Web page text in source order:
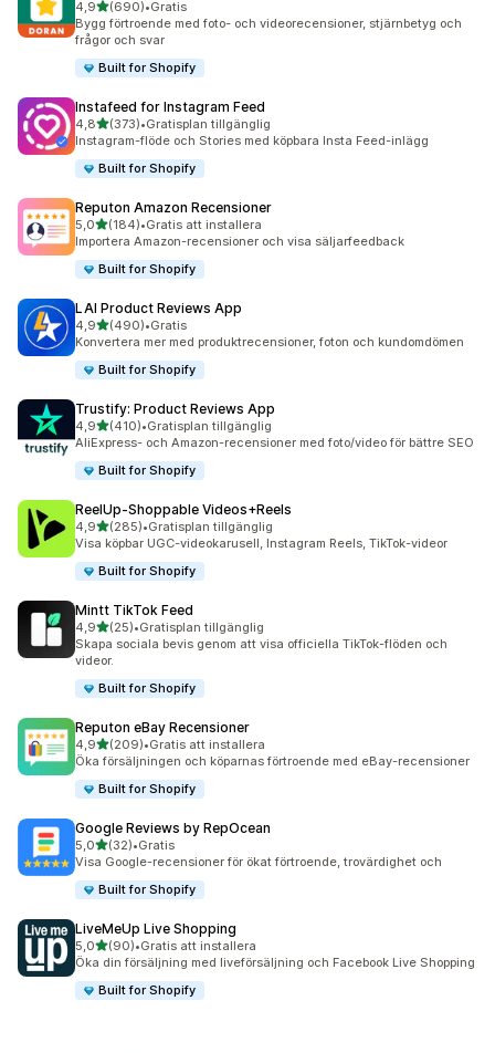
4,9av 5 stjärnor
(690)
690 recensioner totalt
•Gratis
Bygg förtroende med foto- och videorecensioner, stjärnbetyg och
frågor och svar
Built for Shopify
Instafeed for Instagram Feed
4,8av 5 stjärnor
(373)
373 recensioner totalt
•Gratisplan tillgänglig
Instagram-flöde och Stories med köpbara Insta Feed-inlägg
Built for Shopify
Reputon Amazon Recensioner
5,0av 5 stjärnor
(184)
184 recensioner totalt
•Gratis att installera
Importera Amazon-recensioner och visa säljarfeedback
Built for Shopify
LAI Product Reviews App
4,9av 5 stjärnor
(490)
490 recensioner totalt
•Gratis
Konvertera mer med produktrecensioner, foton och kundomdömen
Built for Shopify
Trustify: Product Reviews App
4,9av 5 stjärnor
(410)
410 recensioner totalt
•Gratisplan tillgänglig
AliExpress- och Amazon-recensioner med foto/video för bättre SEO
Built for Shopify
ReelUp‑Shoppable Videos+Reels
4,9av 5 stjärnor
(285)
285 recensioner totalt
•Gratisplan tillgänglig
Visa köpbar UGC-videokarusell, Instagram Reels, TikTok-videor
Built for Shopify
Mintt TikTok Feed
4,9av 5 stjärnor
(25)
25 recensioner totalt
•Gratisplan tillgänglig
Skapa sociala bevis genom att visa officiella TikTok-flöden och
videor.
Built for Shopify
Reputon eBay Recensioner
4,9av 5 stjärnor
(209)
209 recensioner totalt
•Gratis att installera
Öka försäljningen och köparnas förtroende med eBay-recensioner
Built for Shopify
Google Reviews by RepOcean
5,0av 5 stjärnor
(32)
32 recensioner totalt
•Gratis
Visa Google-recensioner för ökat förtroende, trovärdighet och
Built for Shopify
LiveMeUp Live Shopping
5,0av 5 stjärnor
(90)
90 recensioner totalt
•Gratis att installera
Öka din försäljning med liveförsäljning och Facebook Live Shopping
Built for Shopify